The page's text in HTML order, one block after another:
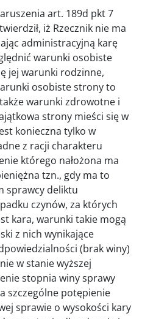
art. 189d pkt 7
iż Rzecznik nie ma
administracyjną karę
warunki osobiste
jej warunki rodzinne,
osobiste strony to
warunki zdrowotne i
strony mieści się w
konieczna tylko w
z racji charakteru
którego nałożona ma
tzn., gdy ma to
sprawcy deliktu
czynów, za których
kara, warunki takie mogą
z nich wynikające
(brak winy)
w stanie wyższej
stopnia winy sprawy
szczególne potępienie
sprawie o wysokości kary